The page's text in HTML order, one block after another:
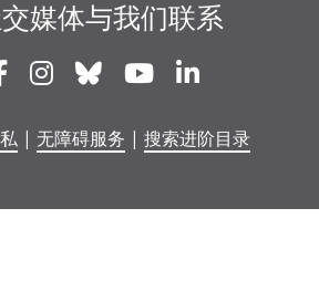
媒体与我们联系
FacebookInstagram
Bluesky Youtube
| 无障碍服务 | 搜索进阶目录